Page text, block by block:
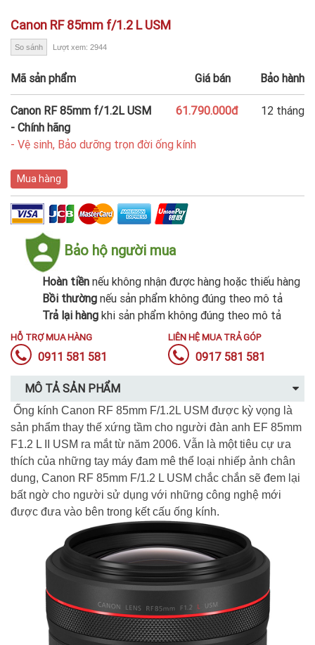
Canon RF 85mm f/1.2 L USM
So sánh Lượt xem: 2944
Mã sản phẩm Giá bán Bảo hành
Canon RF 85mm f/1.2L USM
- Chính hãng
61.790.000đ 12 tháng
- Vệ sinh, Bảo dưỡng trọn đời ống kính
Mua hàng
Bảo hộ người mua
Hoàn tiền nếu không nhận được hàng hoặc thiếu hàng
Bồi thường nếu sản phẩm không đúng theo mô tả
Trả lại hàng khi sản phẩm không đúng theo mô tả
HỖ TRỢ MUA HÀNG
0911 581 581
LIÊN HỆ MUA TRẢ GÓP
0917 581 581
MÔ TẢ SẢN PHẨM
Ống kính Canon RF 85mm F/1.2L USM được kỳ vọng là
sản phẩm thay thế xứng tầm cho người đàn anh EF 85mm
F1.2 L II USM ra mắt từ năm 2006. Vẫn là một tiêu cự ưa
thích của những tay máy đam mê thể loại nhiếp ảnh chân
dung, Canon RF 85mm F/1.2 L USM chắc chắn sẽ đem lại
bất ngờ cho người sử dụng với những công nghệ mới
được đưa vào bên trong kết cấu ống kính.